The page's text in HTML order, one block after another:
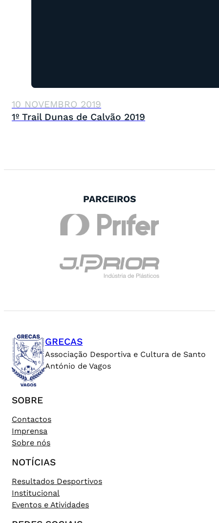
10 NOVEMBRO 2019
1º Trail Dunas de Calvão 2019
PARCEIROS
GRECAS
Associação Desportiva e Cultura de Santo
António de Vagos
SOBRE
Contactos
Imprensa
Sobre nós
NOTÍCIAS
Resultados Desportivos
Institucional
Eventos e Atividades